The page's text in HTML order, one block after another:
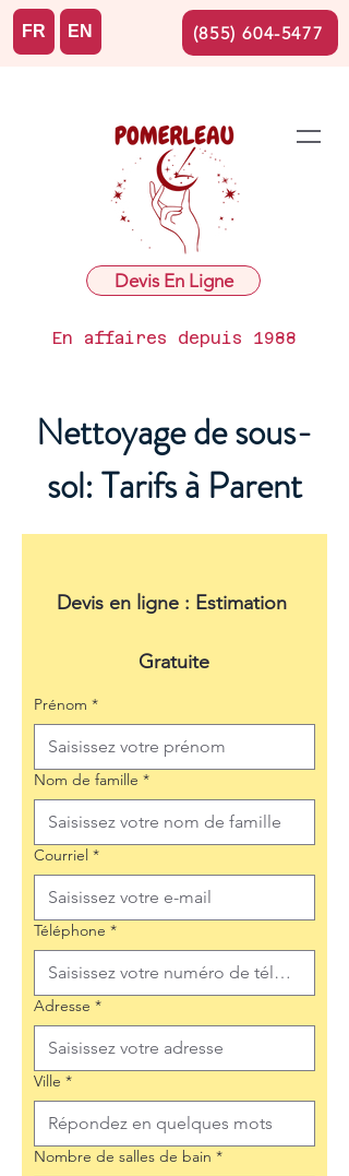
Devis En Ligne
En affaires depuis 1988
FR EN (855) 604-5477
Nettoyage de sous-
sol: Tarifs à Parent
Devis en ligne : Estimation
Gratuite
Prénom *
Nom de famille *
Courriel *
Téléphone *
Adresse *
Ville *
Nombre de salles de bain *